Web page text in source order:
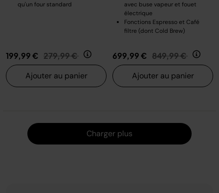
qu'un four standard
199,99 € Prix réduit de
279,99 € au
Ajouter au panier
avec buse vapeur et fouet
électrique
Fonctions Espresso et Café
filtre (dont Cold Brew)
699,99 € Prix réduit de
849,99 € au
Ajouter au panier
Charger plus